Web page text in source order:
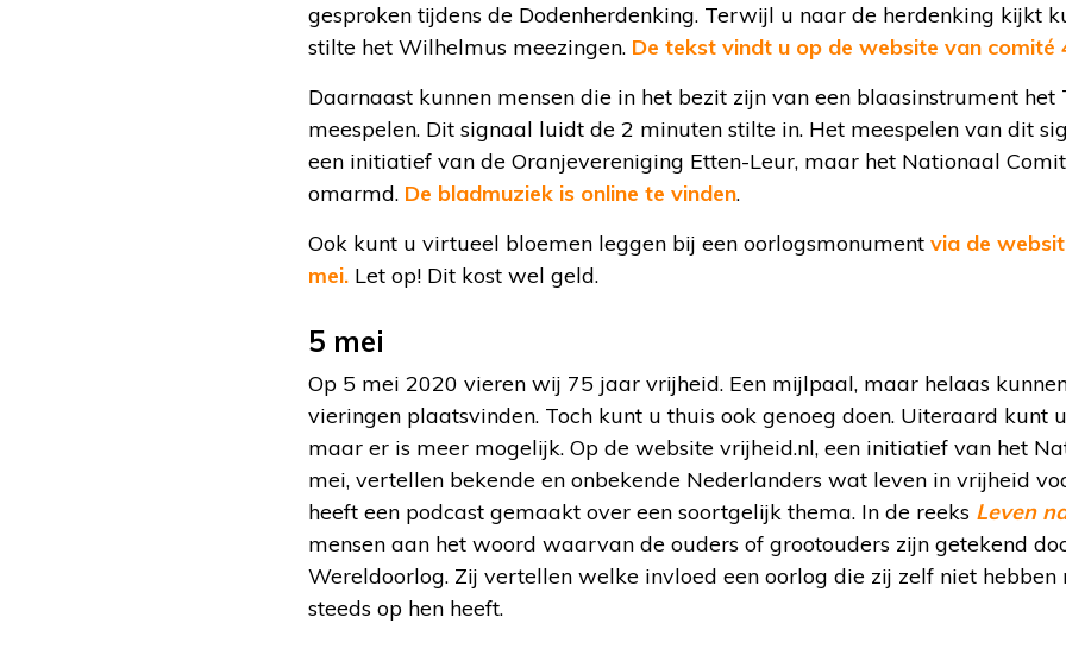
gesproken tijdens de Dodenherdenking. Terwijl u naar de herdenking kijkt
stilte het Wilhelmus meezingen. De tekst vindt u op de website van comité
Daarnaast kunnen mensen die in het bezit zijn van een blaasinstrument het
meespelen. Dit signaal luidt de 2 minuten stilte in. Het meespelen van dit
een initiatief van de Oranjevereniging Etten-Leur, maar het Nationaal
omarmd. De bladmuziek is online te vinden.
Ook kunt u virtueel bloemen leggen bij een oorlogsmonument via de
mei. Let op! Dit kost wel geld.
5 mei
Op 5 mei 2020 vieren wij 75 jaar vrijheid. Een mijlpaal, maar helaas
vieringen plaatsvinden. Toch kunt u thuis ook genoeg doen. Uiteraard kunt
maar er is meer mogelijk. Op de website vrijheid.nl, een initiatief van het
mei, vertellen bekende en onbekende Nederlanders wat leven in vrijheid
heeft een podcast gemaakt over een soortgelijk thema. In de reeks Leven
mensen aan het woord waarvan de ouders of grootouders zijn getekend
Wereldoorlog. Zij vertellen welke invloed een oorlog die zij zelf niet
steeds op hen heeft.